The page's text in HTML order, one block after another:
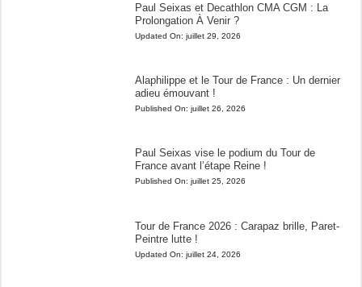
Paul Seixas et Decathlon CMA CGM : La
Prolongation À Venir ?
Updated On: juillet 29, 2026
Alaphilippe et le Tour de France : Un dernier
adieu émouvant !
Published On: juillet 26, 2026
Paul Seixas vise le podium du Tour de
France avant l’étape Reine !
Published On: juillet 25, 2026
Tour de France 2026 : Carapaz brille, Paret-
Peintre lutte !
Updated On: juillet 24, 2026